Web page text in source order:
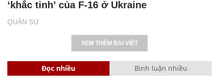
QUÂN SỰ
‘khắc tinh’ của F-16 ở Ukraine
XEM THÊM BÀI VIẾT
Đọc nhiều Bình luận nhiều